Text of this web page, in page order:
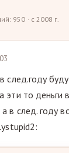
950 · с 2008 г.
след.году
эти то деньги
а в след. году